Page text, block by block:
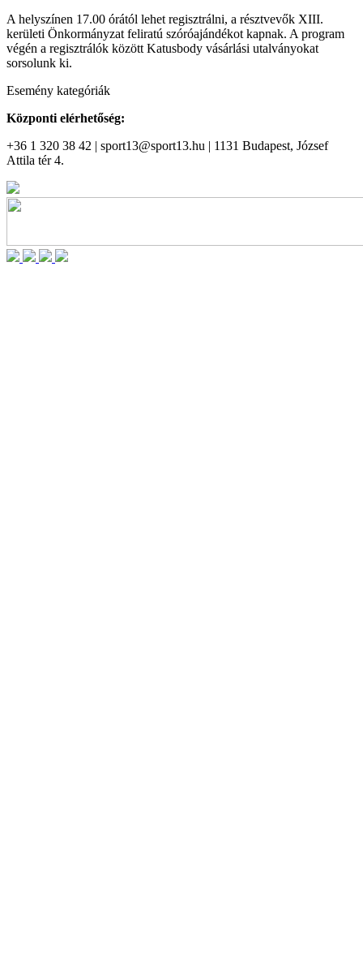
A helyszínen 17.00 órától lehet regisztrálni, a résztvevők XIII.
kerületi Önkormányzat feliratú szóróajándékot kapnak. A program
végén a regisztrálók között Katusbody vásárlási utalványokat
sorsolunk ki.
Esemény kategóriák
Központi elérhetőség:
+36 1 320 38 42 | sport13@sport13.hu | 1131 Budapest, József
Attila tér 4.